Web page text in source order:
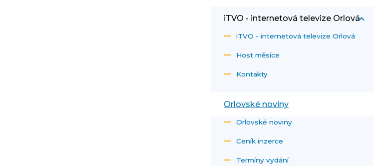
iTVO - internetová televize Orlová
iTVO - internetová televize Orlová
Host měsíce
Kontakty
Orlovské noviny
Orlovské noviny
Ceník inzerce
Termíny vydání